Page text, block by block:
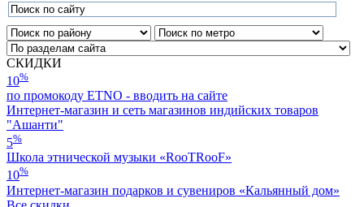
СКИДКИ
10%
по промокоду ETNO - вводить на сайте
Интернет-магазин и сеть магазинов индийских товаров
"Ашанти"
5%
Школа этнической музыки «RooTRooF»
10%
Интернет-магазин подарков и сувениров «Кальянный дом»